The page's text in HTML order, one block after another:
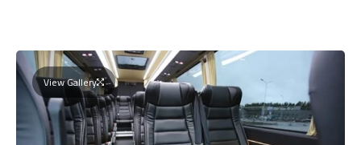
View Gallery